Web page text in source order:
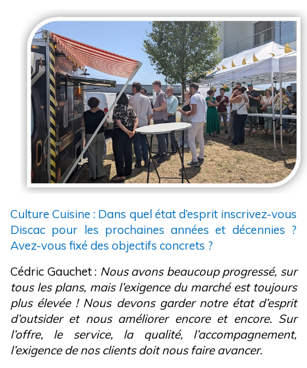
Culture Cuisine : Dans quel état d’esprit inscrivez-vous
Discac pour les prochaines années et décennies ?
Avez-vous fixé des objectifs concrets ?
Cédric Gauchet : Nous avons beaucoup progressé, sur
tous les plans, mais l’exigence du marché est toujours
plus élevée ! Nous devons garder notre état d’esprit
d’outsider et nous améliorer encore et encore. Sur
l’offre, le service, la qualité, l’accompagnement,
l’exigence de nos clients doit nous faire avancer.